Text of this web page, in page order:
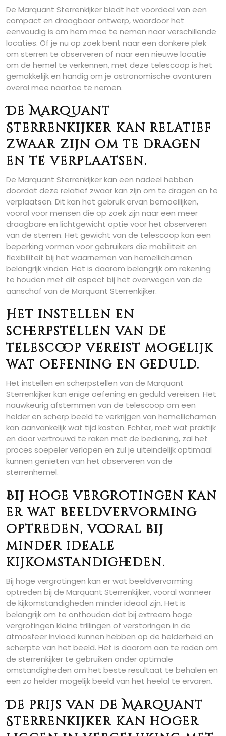
De Marquant Sterrenkijker biedt het voordeel van een
compact en draagbaar ontwerp, waardoor het
eenvoudig is om hem mee te nemen naar verschillende
locaties. Of je nu op zoek bent naar een donkere plek
om sterren te observeren of naar een nieuwe locatie
om de hemel te verkennen, met deze telescoop is het
gemakkelijk en handig om je astronomische avonturen
overal mee naartoe te nemen.
De Marquant
Sterrenkijker kan relatief
zwaar zijn om te dragen
en te verplaatsen.
De Marquant Sterrenkijker kan een nadeel hebben
doordat deze relatief zwaar kan zijn om te dragen en te
verplaatsen. Dit kan het gebruik ervan bemoeilijken,
vooral voor mensen die op zoek zijn naar een meer
draagbare en lichtgewicht optie voor het observeren
van de sterren. Het gewicht van de telescoop kan een
beperking vormen voor gebruikers die mobiliteit en
flexibiliteit bij het waarnemen van hemellichamen
belangrijk vinden. Het is daarom belangrijk om rekening
te houden met dit aspect bij het overwegen van de
aanschaf van de Marquant Sterrenkijker.
Het instellen en
scherpstellen van de
telescoop vereist mogelijk
wat oefening en geduld.
Het instellen en scherpstellen van de Marquant
Sterrenkijker kan enige oefening en geduld vereisen. Het
nauwkeurig afstemmen van de telescoop om een
helder en scherp beeld te verkrijgen van hemellichamen
kan aanvankelijk wat tijd kosten. Echter, met wat praktijk
en door vertrouwd te raken met de bediening, zal het
proces soepeler verlopen en zul je uiteindelijk optimaal
kunnen genieten van het observeren van de
sterrenhemel.
Bij hoge vergrotingen kan
er wat beeldvervorming
optreden, vooral bij
minder ideale
kijkomstandigheden.
Bij hoge vergrotingen kan er wat beeldvervorming
optreden bij de Marquant Sterrenkijker, vooral wanneer
de kijkomstandigheden minder ideaal zijn. Het is
belangrijk om te onthouden dat bij extreem hoge
vergrotingen kleine trillingen of verstoringen in de
atmosfeer invloed kunnen hebben op de helderheid en
scherpte van het beeld. Het is daarom aan te raden om
de sterrenkijker te gebruiken onder optimale
omstandigheden om het beste resultaat te behalen en
een zo helder mogelijk beeld van het heelal te ervaren.
De prijs van de Marquant
Sterrenkijker kan hoger